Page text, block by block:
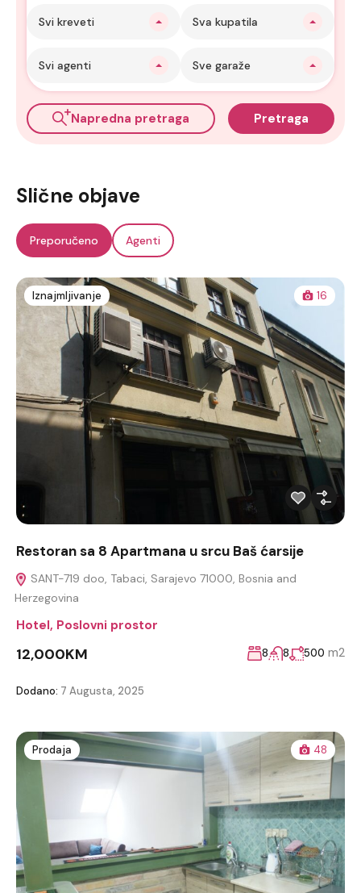
Svi kreveti Sva kupatila
Svi agenti Sve garaže
Napredna pretraga Pretraga
Slične objave
Preporučeno Agenti
Iznajmljivanje 16
Restoran sa 8 Apartmana u srcu Baš ćarsije
SANT-719 doo, Tabaci, Sarajevo 71000, Bosnia and
Herzegovina
Hotel, Poslovni prostor
12,000KM 8 8 500 m2
Dodano: 7 Augusta, 2025
Prodaja 48